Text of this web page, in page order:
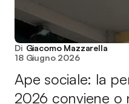
Di Giacomo Mazzarella
18 Giugno 2026
Ape sociale: la
2026 conviene o